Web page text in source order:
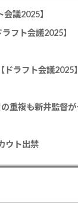
議2025】
フト会議2025】
ラフト会議2025】
ウト出禁